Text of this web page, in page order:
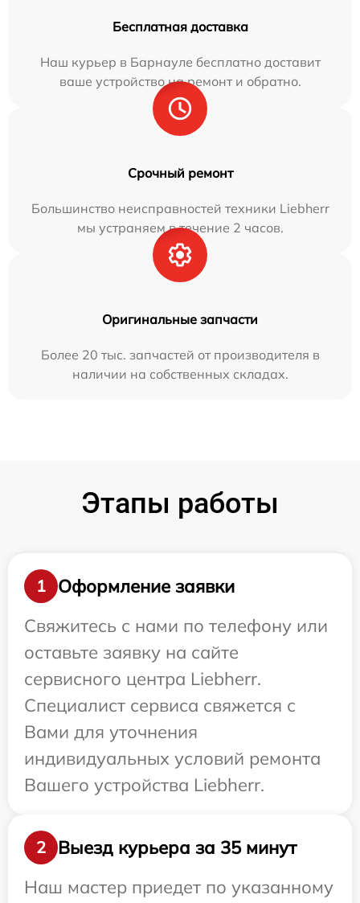
Бесплатная доставка
Наш курьер в Барнауле бесплатно доставит
ваше устройство на ремонт и обратно.
Срочный ремонт
Большинство неисправностей техники Liebherr
мы устраняем в течение 2 часов.
Оригинальные запчасти
Более 20 тыс. запчастей от производителя в
наличии на собственных складах.
Этапы работы
1
Оформление заявки
Свяжитесь с нами по телефону или
оставьте заявку на сайте
сервисного центра Liebherr.
Специалист сервиса свяжется с
Вами для уточнения
индивидуальных условий ремонта
Вашего устройства Liebherr.
2
Выезд курьера за 35 минут
Наш мастер приедет по указанному